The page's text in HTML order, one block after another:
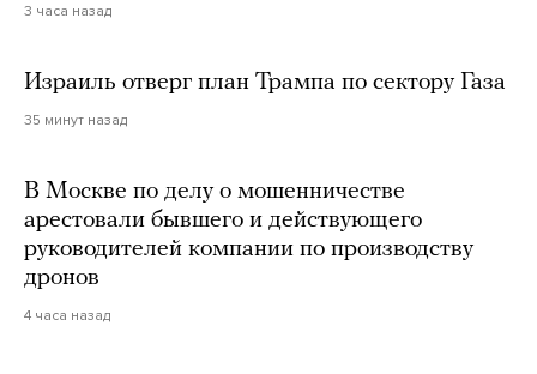
3 часа назад
Израиль отверг план Трампа по сектору Газа
35 минут назад
В Москве по делу о мошенничестве
арестовали бывшего и действующего
руководителей компании по производству
дронов
4 часа назад